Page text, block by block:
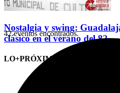
Nostalgia y swing:
clásico en el verano del 82
LO+PRÓXIMO (CITAS)
42 eventos encontrados.